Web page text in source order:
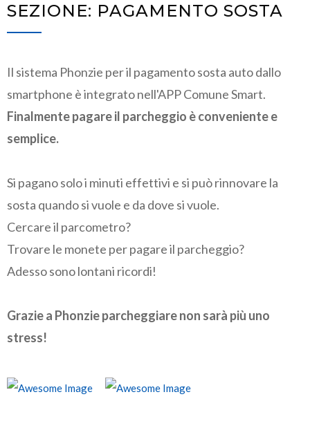
SEZIONE: PAGAMENTO SOSTA
Il sistema Phonzie per il pagamento sosta auto dallo
smartphone è integrato nell'APP Comune Smart.
Finalmente pagare il parcheggio è conveniente e
semplice.
Si pagano solo i minuti effettivi e si può rinnovare la
sosta quando si vuole e da dove si vuole.
Cercare il parcometro?
Trovare le monete per pagare il parcheggio?
Adesso sono lontani ricordi!
Grazie a Phonzie parcheggiare non sarà più uno
stress!